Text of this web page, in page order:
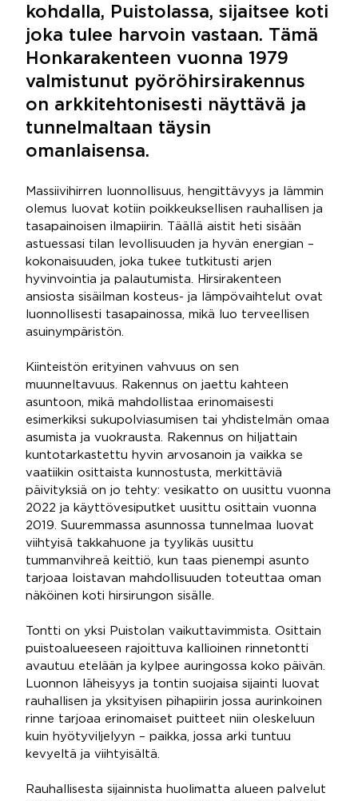
kohdalla, Puistolassa, sijaitsee koti
joka tulee harvoin vastaan. Tämä
Honkarakenteen vuonna 1979
valmistunut pyöröhirsirakennus
on arkkitehtonisesti näyttävä ja
tunnelmaltaan täysin
omanlaisensa.
Massiivihirren luonnollisuus, hengittävyys ja lämmin
olemus luovat kotiin poikkeuksellisen rauhallisen ja
tasapainoisen ilmapiirin. Täällä aistit heti sisään
astuessasi tilan levollisuuden ja hyvän energian –
kokonaisuuden, joka tukee tutkitusti arjen
hyvinvointia ja palautumista. Hirsirakenteen
ansiosta sisäilman kosteus- ja lämpövaihtelut ovat
luonnollisesti tasapainossa, mikä luo terveellisen
asuinympäristön.
Kiinteistön erityinen vahvuus on sen
muunneltavuus. Rakennus on jaettu kahteen
asuntoon, mikä mahdollistaa erinomaisesti
esimerkiksi sukupolviasumisen tai yhdistelmän omaa
asumista ja vuokrausta. Rakennus on hiljattain
kuntotarkastettu hyvin arvosanoin ja vaikka se
vaatiikin osittaista kunnostusta, merkittäviä
päivityksiä on jo tehty: vesikatto on uusittu vuonna
2022 ja käyttövesiputket uusittu osittain vuonna
2019. Suuremmassa asunnossa tunnelmaa luovat
viihtyisä takkahuone ja tyylikäs uusittu
tummanvihreä keittiö, kun taas pienempi asunto
tarjoaa loistavan mahdollisuuden toteuttaa oman
näköinen koti hirsirungon sisälle.
Tontti on yksi Puistolan vaikuttavimmista. Osittain
puistoalueeseen rajoittuva kallioinen rinnetontti
avautuu etelään ja kylpee auringossa koko päivän.
Luonnon läheisyys ja tontin suojaisa sijainti luovat
rauhallisen ja yksityisen pihapiirin jossa aurinkoinen
rinne tarjoaa erinomaiset puitteet niin oleskeluun
kuin hyötyviljelyyn – paikka, jossa arki tuntuu
kevyeltä ja viihtyisältä.
Rauhallisesta sijainnista huolimatta alueen palvelut